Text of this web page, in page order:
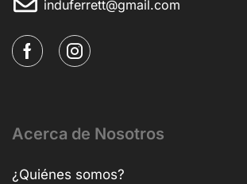
induferrett@gmail.com
Acerca de Nosotros
¿Quiénes somos?